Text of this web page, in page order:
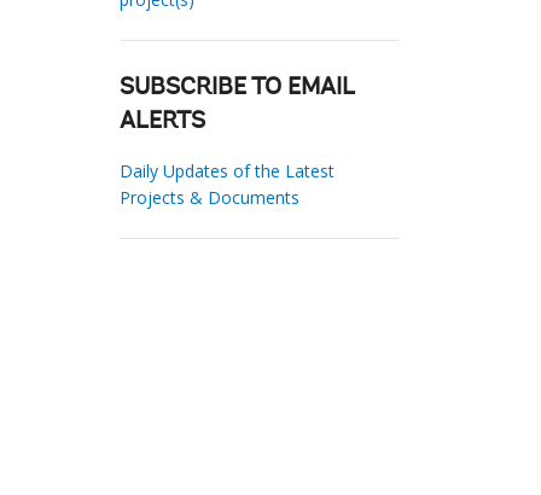
SUBSCRIBE TO EMAIL
ALERTS
Daily Updates of the Latest
Projects & Documents